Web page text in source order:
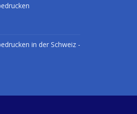
in der Schweiz -